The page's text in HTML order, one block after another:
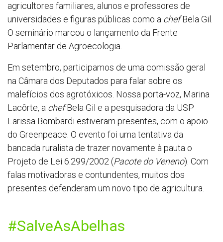
agricultores familiares, alunos e professores de
universidades e figuras públicas como a chefBela Gil.
O seminário marcou o lançamento da Frente
Parlamentar de Agroecologia.
Em setembro, participamos de uma comissão geral
na Câmara dos Deputados para falar sobre os
malefícios dos agrotóxicos. Nossa porta-voz, Marina
Lacôrte, a chefBela Gil e a pesquisadora da USP
Larissa Bombardi estiveram presentes, com o apoio
do Greenpeace. O evento foi uma tentativa da
bancada ruralista de trazer novamente à pauta o
Projeto de Lei 6.299/2002 (Pacote do Veneno). Com
falas motivadoras e contundentes, muitos dos
presentes defenderam um novo tipo de agricultura.
#SalveAsAbelhas